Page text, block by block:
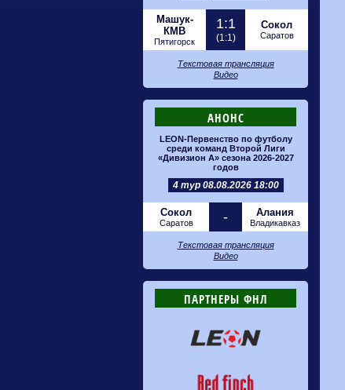
Машук-
КМВ
Пятигорск
1:1
(1:1)
Сокол
Саратов
Текстовая трансляция
Видео
АНОНС
LEON-Первенство по футболу
среди команд Второй Лиги
«Дивизион А» сезона 2026-2027
годов
4 тур 08.08.2026 18:00
Сокол
Саратов - Алания
Владикавказ
Текстовая трансляция
Видео
ПАРТНЕРЫ ФНЛ